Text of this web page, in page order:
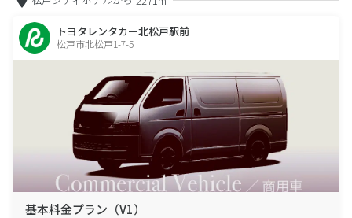
トヨタレンタカー北松戸駅前
松戸市北松戸1-7-5
基本料金プラン（V1）